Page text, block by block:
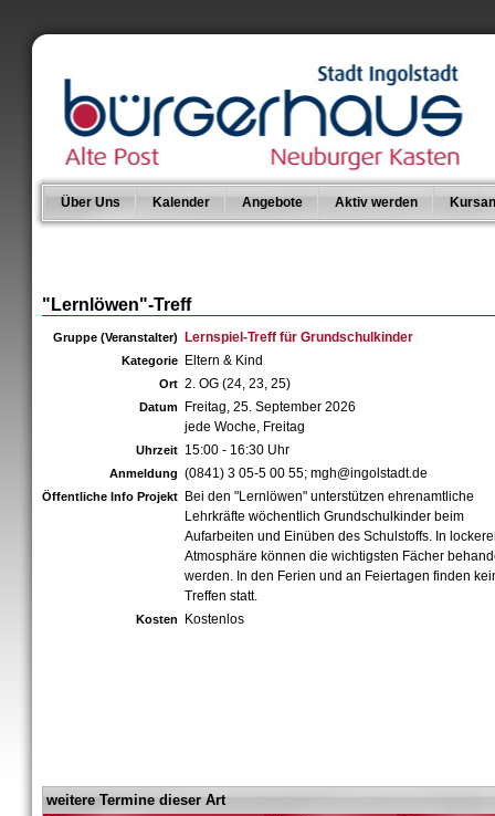
Über Uns Kalender Angebote Aktiv werden
"Lernlöwen"-Treff
Gruppe (Veranstalter) Lernspiel-Treff für Grundschulkinder
Kategorie Eltern & Kind
Ort 2. OG (24, 23, 25)
Datum
Freitag, 25. September 2026
jede Woche, Freitag
Uhrzeit 15:00 - 16:30 Uhr
Anmeldung (0841) 3 05-5 00 55; mgh@ingolstadt.de
Öffentliche Info Projekt
Bei den "Lernlöwen" unterstützen ehrenamtliche
Lehrkräfte wöchentlich Grundschulkinder beim
Aufarbeiten und Einüben des Schulstoffs. In
Atmosphäre können die wichtigsten Fächer
werden. In den Ferien und an Feiertagen finden
Treffen statt.
Kosten Kostenlos
weitere Termine dieser Art